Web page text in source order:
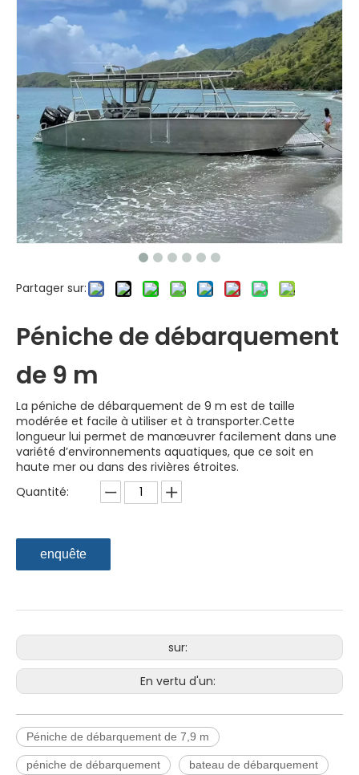
Partager sur:
Péniche de débarquement
de 9 m
La péniche de débarquement de 9 m est de taille
modérée et facile à utiliser et à transporter.Cette
longueur lui permet de manœuvrer facilement dans une
variété d’environnements aquatiques, que ce soit en
haute mer ou dans des rivières étroites.
Quantité:
enquête
sur:
En vertu d'un:
Péniche de débarquement de 7,9 m
péniche de débarquement bateau de débarquement